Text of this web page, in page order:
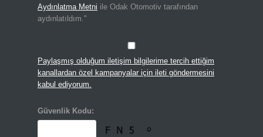
Aydınlatma Metni ile Odak Otomotiv tarafından
aydınlatıldım."
Paylaşmış olduğum iletişim bilgilerime tercih ettiğim
kanallardan özel kampanyalar için ileti göndermesini
kabul ediyorum.
Güvenlik Kodu: